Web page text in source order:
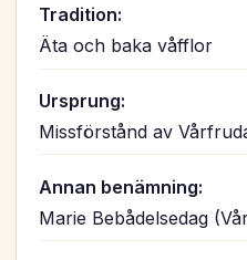
Tradition:
Äta och baka våfflor
Ursprung:
Missförstånd av
Annan benämning:
Marie Bebådelsedag